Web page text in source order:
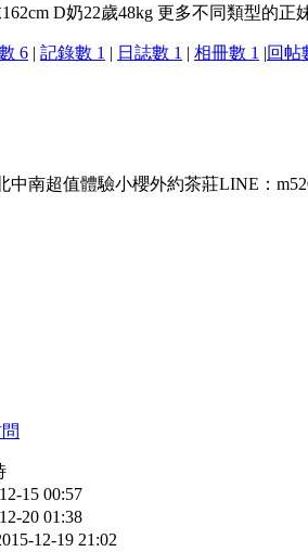
D奶22歲48kg 更多不同類型的正
6 | 記錄數 1 | 日誌數 1 | 相冊數 1 |回帖
中南超值體驗小櫻外約茶莊LINE：
15 00:57
20 01:38
12-19 21:02